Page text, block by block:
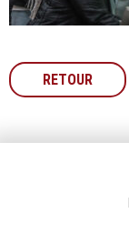
RETOUR